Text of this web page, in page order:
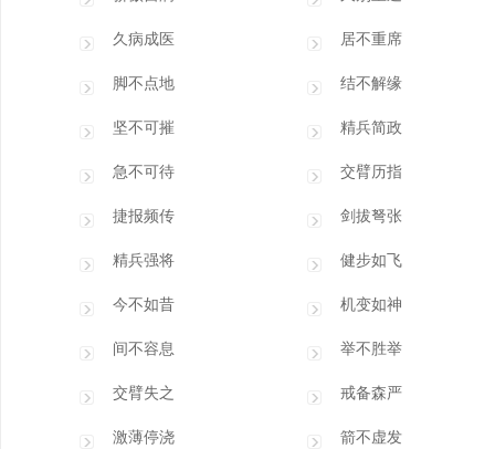
久病成医 居不重席
脚不点地 结不解缘
坚不可摧 精兵简政
急不可待 交臂历指
捷报频传 剑拔弩张
精兵强将 健步如飞
今不如昔 机变如神
间不容息 举不胜举
交臂失之 戒备森严
激薄停浇 箭不虚发